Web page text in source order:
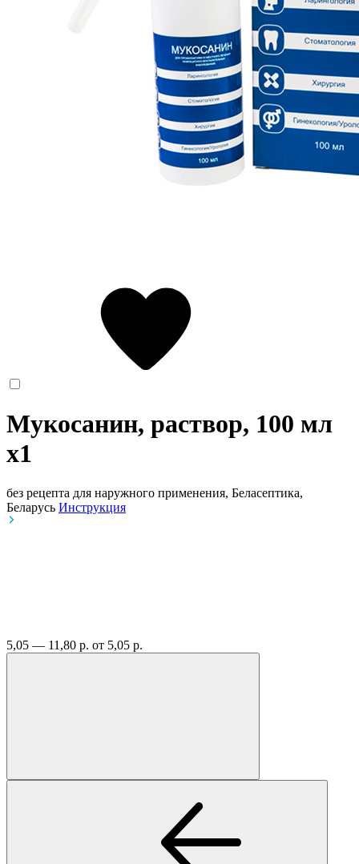
Мукосанин, раствор, 100 мл
x1
без рецепта для наружного применения, Беласептика,
Беларусь Инструкция
5,05 — 11,80 р. от 5,05 р.